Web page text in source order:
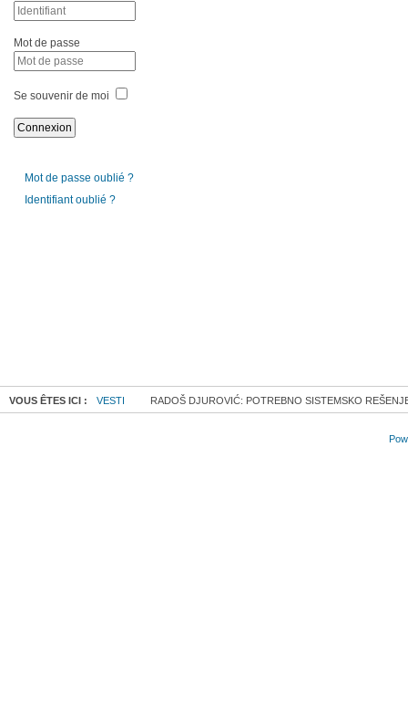
Mot de passe
Se souvenir de moi
Mot de passe oublié ?
Identifiant oublié ?
VOUS ÊTES ICI : VESTI RADOŠ DJUROVIĆ: POTREBNO SISTEMSKO